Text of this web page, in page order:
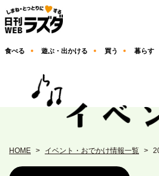
食べる 遊ぶ・出かける 買う 暮らす
HOME イベント・おでかけ情報一覧